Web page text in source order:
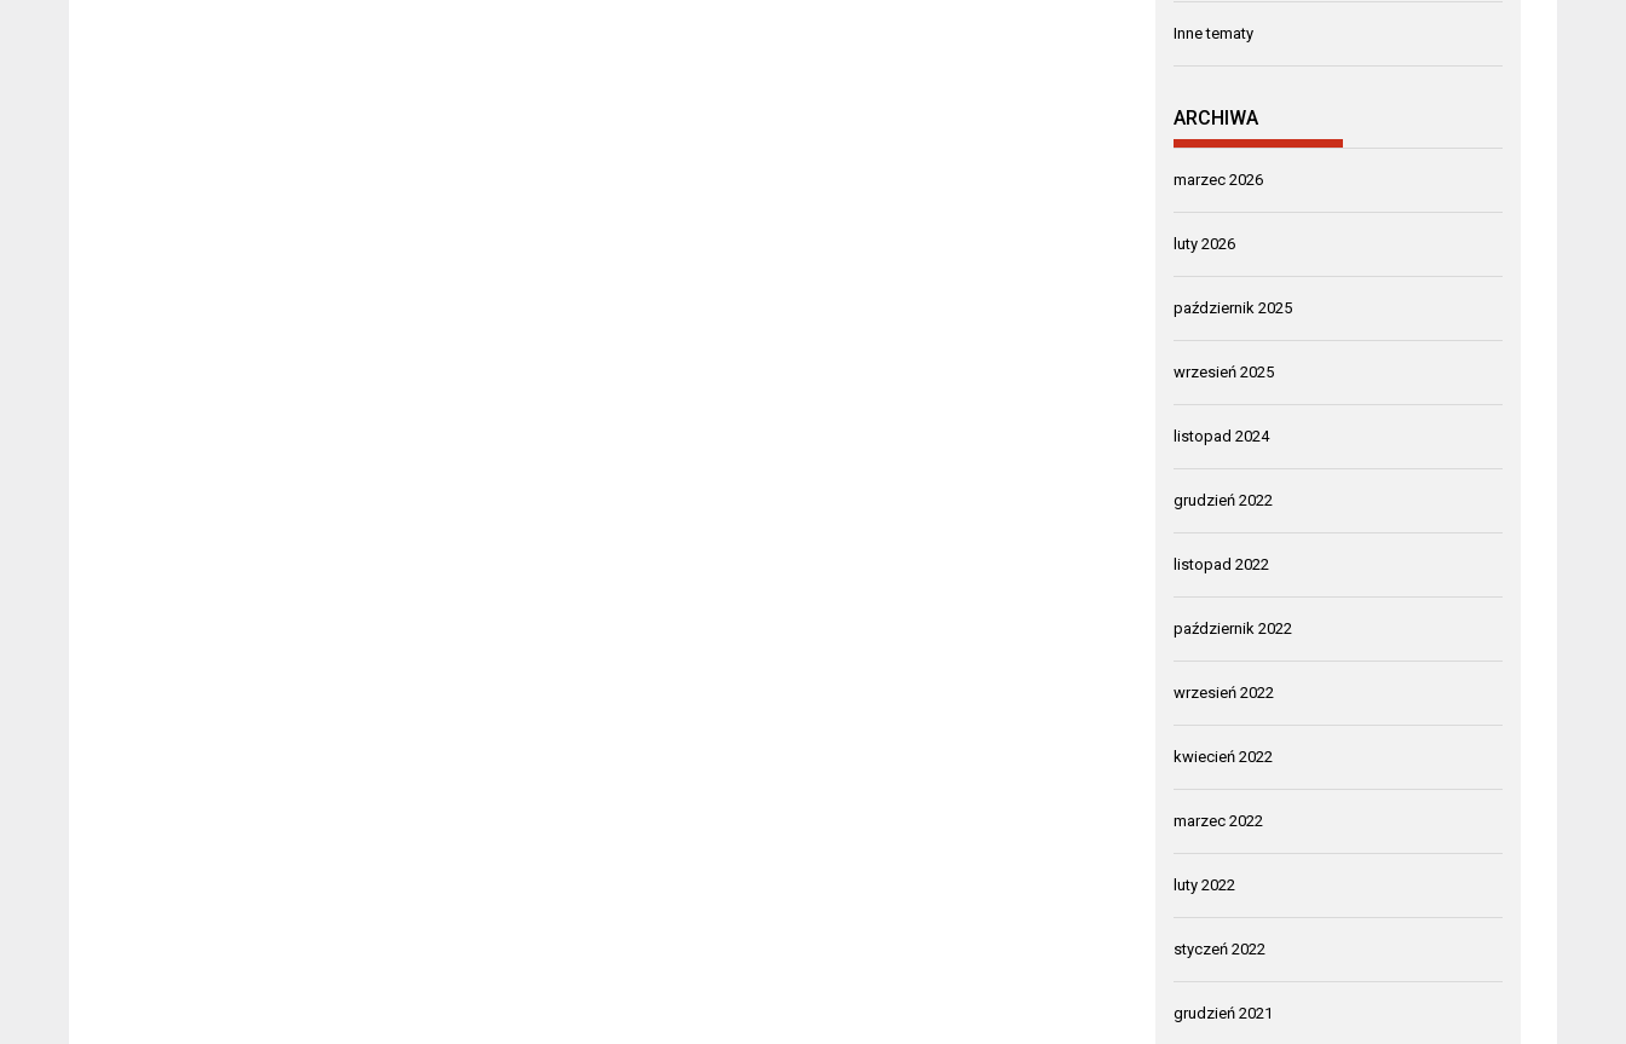
Inne tematy
ARCHIWA
marzec 2026
luty 2026
październik 2025
wrzesień 2025
listopad 2024
grudzień 2022
listopad 2022
październik 2022
wrzesień 2022
kwiecień 2022
marzec 2022
luty 2022
styczeń 2022
grudzień 2021